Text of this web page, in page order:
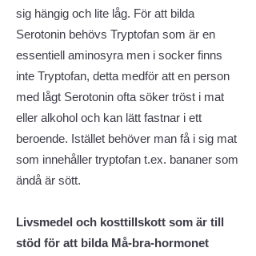
sig hängig och lite låg. För att bilda
Serotonin behövs Tryptofan som är en
essentiell aminosyra men i socker finns
inte Tryptofan, detta medför att en person
med lågt Serotonin ofta söker tröst i mat
eller alkohol och kan lätt fastnar i ett
beroende. Istället behöver man få i sig mat
som innehåller tryptofan t.ex. bananer som
ändå är sött.
Livsmedel och kosttillskott som är till
stöd för att bilda Må-bra-hormonet